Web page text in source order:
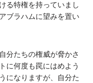
る特権を持っていまし
ブラハムに望みを置い
分たちの権威が脅かさ
に何度も罠にはめよう
になりますが、自分た